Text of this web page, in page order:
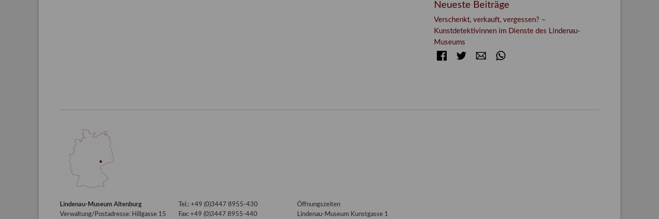
Neueste Beiträge
Verschenkt, verkauft, vergessen? –
Kunstdetektivinnen im Dienste des Lindenau-
Museums
FacebookTwitter E-mail
Lindenau-Museum Altenburg
Verwaltung/Postadresse: Hillgasse 15
Tel.: +49 (0)3447 8955-430
Fax: +49 (0)3447 8955-440
Öffnungszeiten
Lindenau-Museum Kunstgasse 1